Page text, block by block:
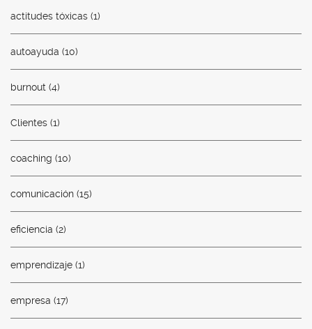
actitudes tóxicas (1)
autoayuda (10)
burnout (4)
Clientes (1)
coaching (10)
comunicación (15)
eficiencia (2)
emprendizaje (1)
empresa (17)